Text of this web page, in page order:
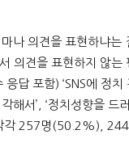
나 의견을 표현하냐는
의견을 표현하지 않는
응답 포함) ‘SNS에 정
해서’, ‘정치성향을 드
각 257명(50.2%),